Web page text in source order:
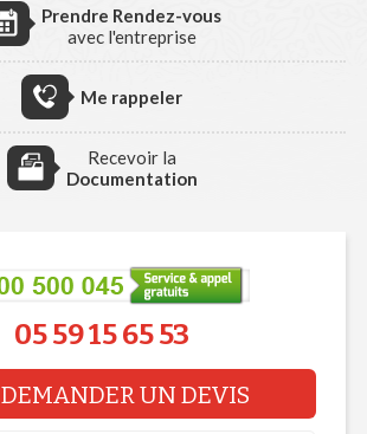
Prendre Rendez-vous
avec l'entreprise
Me rappeler
Recevoir la
Documentation
05 59 15 65 53
DEMANDER UN DEVIS